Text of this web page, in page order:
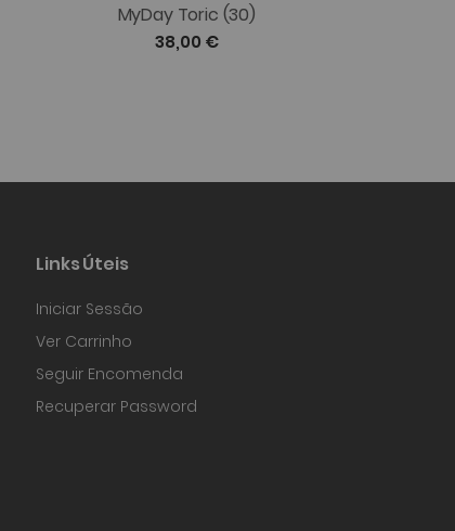
MyDay Toric (30)
38,00 €
Links Úteis
Iniciar Sessão
Ver Carrinho
Seguir Encomenda
Recuperar Password